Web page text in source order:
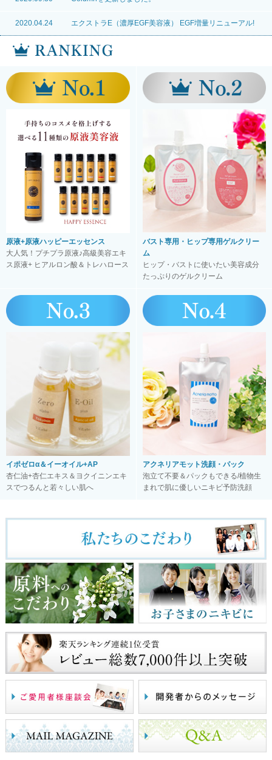
2020.04.24 エクストラE（濃厚EGF美容液） EGF増量リニューアル!
原液+原液ハッピーエッセンス
大人気！プチプラ原液♪高級美容エキ
ス原液+ ヒアルロン酸＆トレハロース
バスト専用・ヒップ専用ゲルクリー
ム
ヒップ・バストに使いたい美容成分
たっぷりのゲルクリーム
イポゼロα＆イーオイル+AP
杏仁油+杏仁エキス＆ヨクイニンエキ
スでつるんと若々しい肌へ
アクネリアモット洗顔・パック
泡立て不要＆パックもできる/植物生
まれで肌に優しいニキビ予防洗顔